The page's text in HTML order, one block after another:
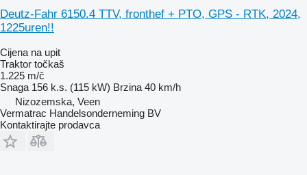
Deutz-Fahr 6150.4 TTV, fronthef + PTO, GPS - RTK, 2024,
1225uren!!
Cijena na upit
Traktor točkaš
1.225 m/č
Snaga 156 k.s. (115 kW) Brzina 40 km/h
Nizozemska, Veen
Vermatrac Handelsonderneming BV
Kontaktirajte prodavca